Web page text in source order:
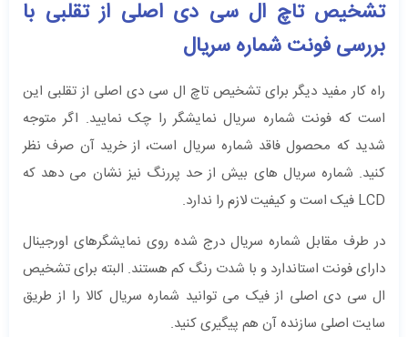
تشخیص تاچ ال سی دی اصلی از تقلبی با
بررسی فونت شماره سریال
راه کار مفید دیگر برای تشخیص تاچ ال سی دی اصلی از تقلبی این
است که فونت شماره سریال نمایشگر را چک نمایید. اگر متوجه
شدید که محصول فاقد شماره سریال است، از خرید آن صرف نظر
کنید‌. شماره سریال‌ های بیش از حد پررنگ نیز نشان می دهد که
LCD فیک است و کیفیت لازم را ندارد.
در طرف مقابل شماره سریال درج شده روی نمایشگرهای اورجینال
دارای فونت استاندارد و با شدت رنگ کم هستند.‌ البته برای تشخیص
ال‌ سی ‌‌دی اصلی از فیک می ‌توانید شماره سریال کالا را از طریق
سایت اصلی سازنده آن هم پیگیری کنید.